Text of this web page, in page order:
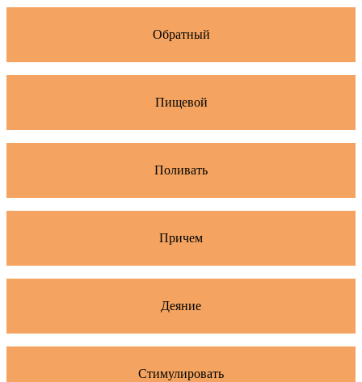
Обратный
Пищевой
Поливать
Причем
Деяние
Стимулировать